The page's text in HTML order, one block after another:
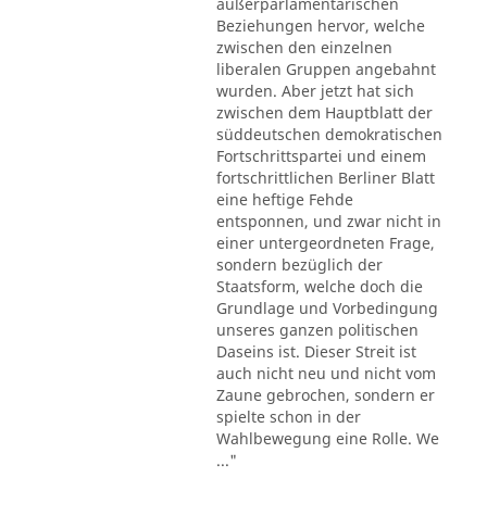
Beziehungen hervor, welche
zwischen den einzelnen
liberalen Gruppen angebahnt
wurden. Aber jetzt hat sich
zwischen dem Hauptblatt der
süddeutschen demokratischen
Fortschrittspartei und einem
fortschrittlichen Berliner Blatt
eine heftige Fehde
entsponnen, und zwar nicht in
einer untergeordneten Frage,
sondern bezüglich der
Staatsform, welche doch die
Grundlage und Vorbedingung
unseres ganzen politischen
Daseins ist. Dieser Streit ist
auch nicht neu und nicht vom
Zaune gebrochen, sondern er
spielte schon in der
Wahlbewegung eine Rolle. We
..."